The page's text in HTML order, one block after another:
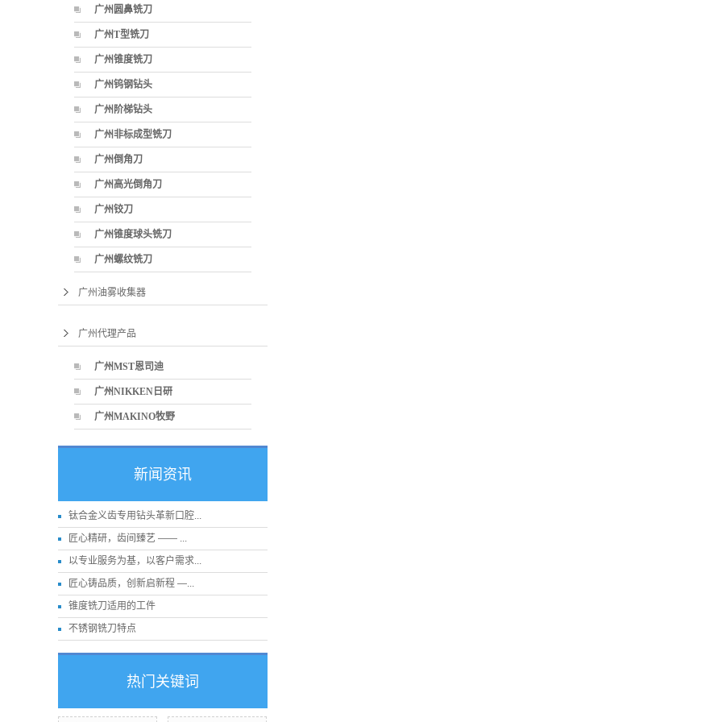
广州圆鼻铣刀
广州T型铣刀
广州锥度铣刀
广州钨钢钻头
广州阶梯钻头
广州非标成型铣刀
广州倒角刀
广州高光倒角刀
广州铰刀
广州锥度球头铣刀
广州螺纹铣刀
广州油雾收集器
广州代理产品
广州MST恩司迪
广州NIKKEN日研
广州MAKINO牧野
新闻资讯
钛合金义齿专用钻头革新口腔...
匠心精研，齿间臻艺 —— ...
以专业服务为基，以客户需求...
匠心铸品质，创新启新程 —...
锥度铣刀适用的工件
不锈钢铣刀特点
热门关键词